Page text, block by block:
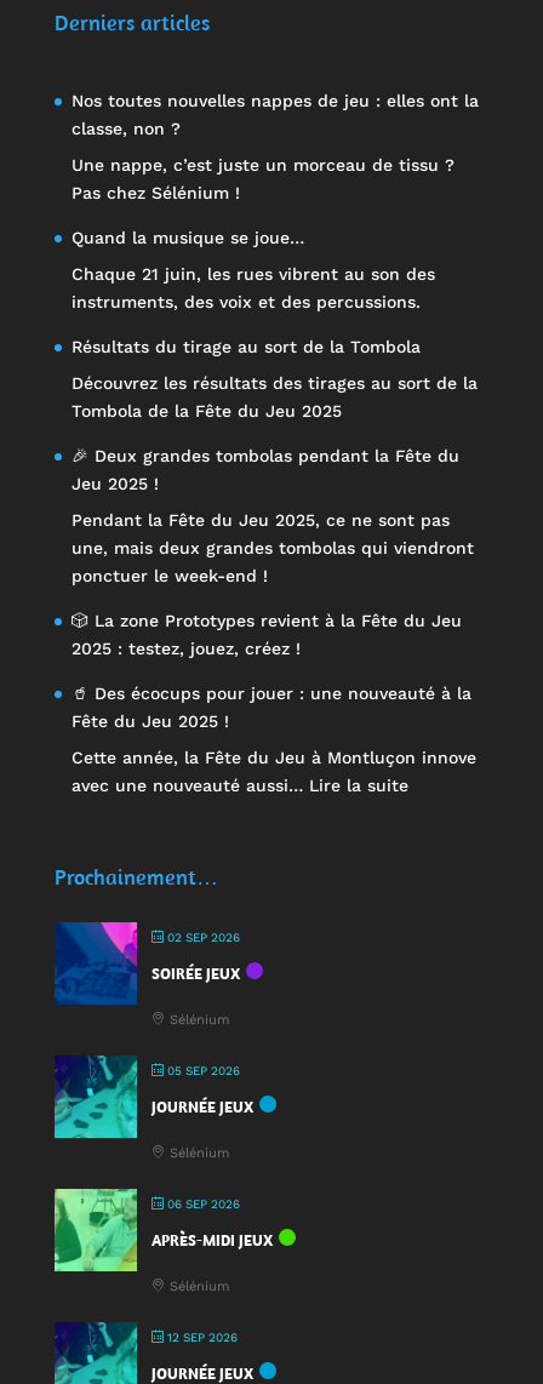
Derniers articles
Nos toutes nouvelles nappes de jeu : elles ont la
classe, non ?
Une nappe, c’est juste un morceau de tissu ?
Pas chez Sélénium !
Quand la musique se joue…
Chaque 21 juin, les rues vibrent au son des
instruments, des voix et des percussions.
Résultats du tirage au sort de la Tombola
Découvrez les résultats des tirages au sort de la
Tombola de la Fête du Jeu 2025
🎉 Deux grandes tombolas pendant la Fête du
Jeu 2025 !
Pendant la Fête du Jeu 2025, ce ne sont pas
une, mais deux grandes tombolas qui viendront
ponctuer le week-end !
🎲 La zone Prototypes revient à la Fête du Jeu
2025 : testez, jouez, créez !
🥤 Des écocups pour jouer : une nouveauté à la
Fête du Jeu 2025 !
Cette année, la Fête du Jeu à Montluçon innove
avec une nouveauté aussi… Lire la suite:
Prochainement…
02 SEP 2026
SOIRÉE JEUX
Sélénium
05 SEP 2026
JOURNÉE JEUX
Sélénium
06 SEP 2026
APRÈS-MIDI JEUX
Sélénium
12 SEP 2026
JOURNÉE JEUX